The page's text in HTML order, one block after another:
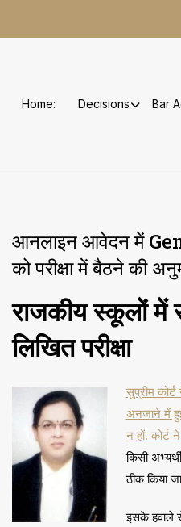
Home: Decisions Bar
आनलाइन आवेदन में
को परीक्षा में बैठने की
राजकीय स्कूलों में
लिखित परीक्षा
सुप्रीम
अनजाने में
न हों. कोर्ट
किसी
ठीक किया
इसके हवाले